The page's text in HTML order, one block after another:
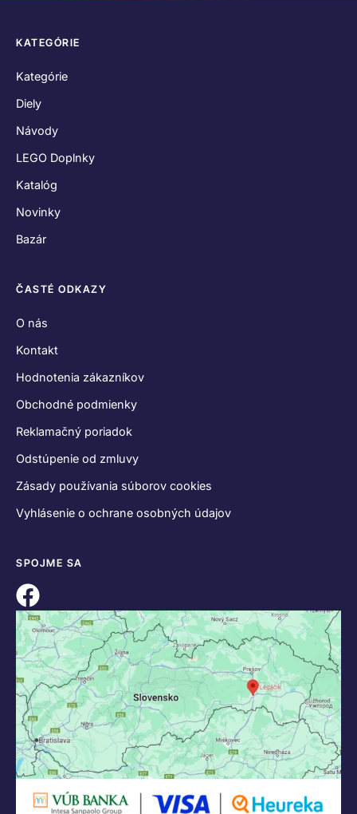
KATEGÓRIE
Kategórie
Diely
Návody
LEGO Doplnky
Katalóg
Novinky
Bazár
ČASTÉ ODKAZY
O nás
Kontakt
Hodnotenia zákazníkov
Obchodné podmienky
Reklamačný poriadok
Odstúpenie od zmluvy
Zásady používania súborov cookies
Vyhlásenie o ochrane osobných údajov
SPOJME SA